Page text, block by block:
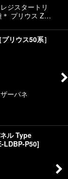
スタートリ
＊ プリウス Z…
ウス50系］
ーパネ
ル Type
LDBP-P50]